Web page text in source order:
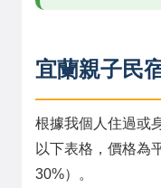
宜蘭親子民
根據我個人住過或
以下表格，價格為
30%）。